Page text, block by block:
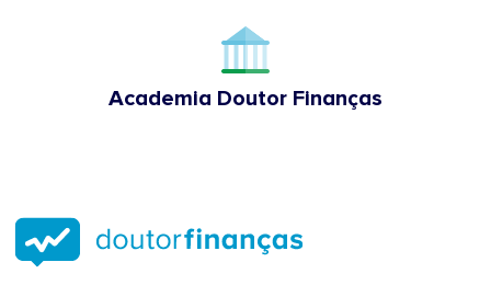
Academia Doutor Finanças